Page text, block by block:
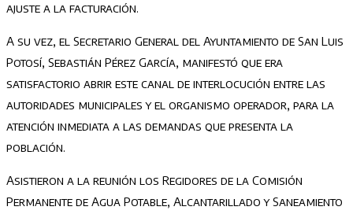
ajuste a la facturación.
A su vez, el Secretario General del Ayuntamiento de San Luis
Potosí, Sebastián Pérez García, manifestó que era
satisfactorio abrir este canal de interlocución entre las
autoridades municipales y el organismo operador, para la
atención inmediata a las demandas que presenta la
población.
Asistieron a la reunión los Regidores de la Comisión
Permanente de Agua Potable, Alcantarillado y Saneamiento